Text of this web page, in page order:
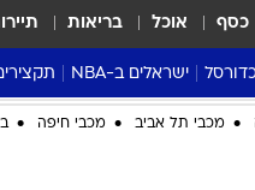
כסף אוכל בריאות
העל
ישראלים ב-NBA
דני אבדיה
מכבי תל אביב מכבי חיפה